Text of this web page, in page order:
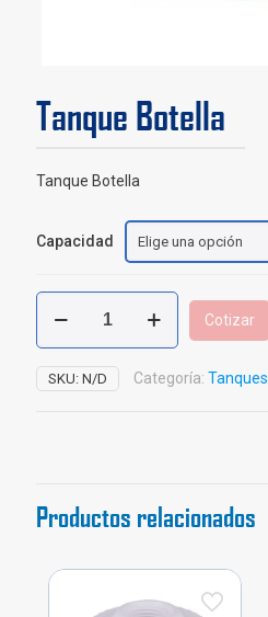
Tanque Botella
Tanque Botella
Capacidad
Tanque
Botella
cantidad
Cotizar
SKU: N/D Categoría: Tanques
Productos relacionados